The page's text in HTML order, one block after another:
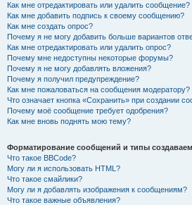
Как мне отредактировать или удалить сообщение?
Как мне добавить подпись к своему сообщению?
Как мне создать опрос?
Почему я не могу добавить больше вариантов
Как мне отредактировать или удалить опрос?
Почему мне недоступны некоторые форумы?
Почему я не могу добавлять вложения?
Почему я получил предупреждение?
Как мне пожаловаться на сообщения модератору?
Что означает кнопка «Сохранить» при создании
Почему моё сообщение требует одобрения?
Как мне вновь поднять мою тему?
Форматирование сообщений и типы
Что такое BBCode?
Могу ли я использовать HTML?
Что такое смайлики?
Могу ли я добавлять изображения к сообщениям?
Что такое важные объявления?